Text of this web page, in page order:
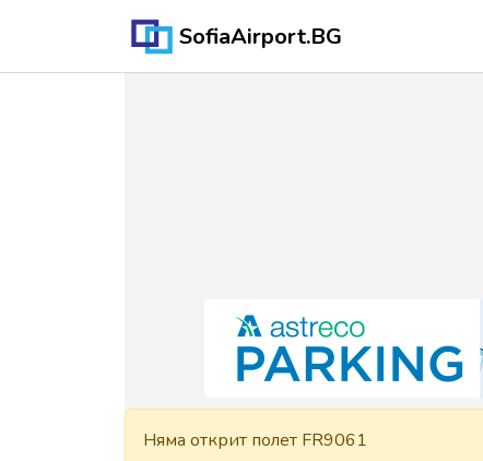
SofiaAirport.BG
Няма открит полет FR9061